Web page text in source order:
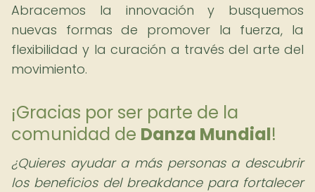
Abracemos la innovación y busquemos
nuevas formas de promover la fuerza, la
flexibilidad y la curación a través del arte del
movimiento.
¡Gracias por ser parte de la
comunidad de Danza Mundial!
¿Quieres ayudar a más personas a descubrir
los beneficios del breakdance para fortalecer